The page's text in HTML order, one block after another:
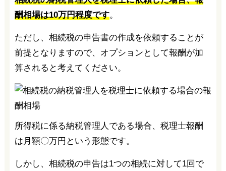
酬相場は10万円程度です。
ただし、相続税の申告書の作成を依頼することが
前提となりますので、オプションとして報酬が加
算されると考えてください。
所得税に係る納税管理人である場合、税理士報酬
は月額〇万円という形態です。
しかし、相続税の申告は1つの相続に対して1回で